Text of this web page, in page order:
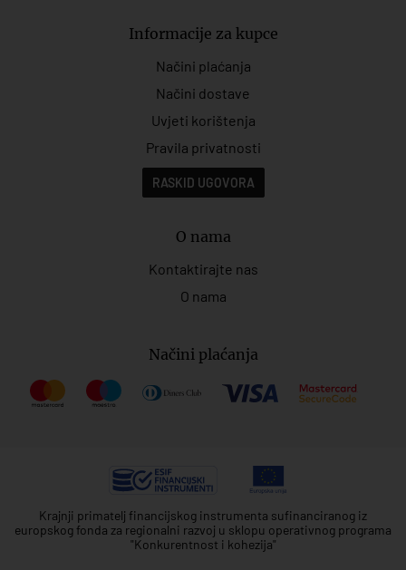
Informacije za kupce
Načini plaćanja
Načini dostave
Uvjeti korištenja
Pravila privatnosti
RASKID UGOVORA
O nama
Kontaktirajte nas
O nama
Načini plaćanja
Krajnji primatelj financijskog instrumenta sufinanciranog iz
europskog fonda za regionalni razvoj u sklopu operativnog programa
"Konkurentnost i kohezija"